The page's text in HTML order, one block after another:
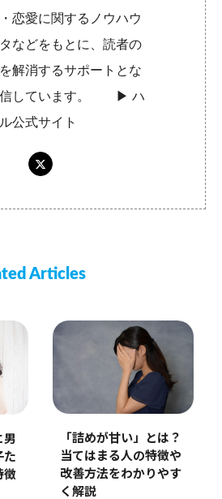
恋愛に関するノウハウ
などをもとに、読者の
解消するサポートとな
信しています。 ▶︎ハ
公式サイト
Articles
男
た
徴
「詰めが甘い」とは？
当てはまる人の特徴や
改善方法をわかりやす
く解説